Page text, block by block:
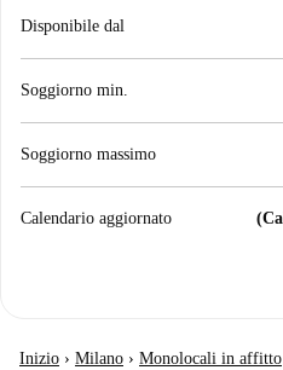
Disponibile dal
Soggiorno min.
Soggiorno massimo
Calendario aggiornato
Inizio › Milano › Monolocali in affitto